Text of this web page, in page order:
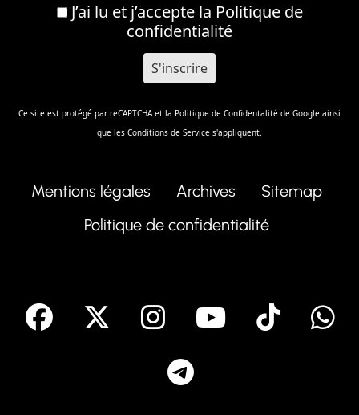
J’ai lu et j’accepte la Politique de
confidentialité
Ce site est protégé par reCAPTCHA et la Politique de Confidentalité de Google ainsi
que les Conditions de Service s'appliquent.
Mentions légales Archives
Sitemap
Politique de confidentialité
facebook Instagram
Youtube
Tik